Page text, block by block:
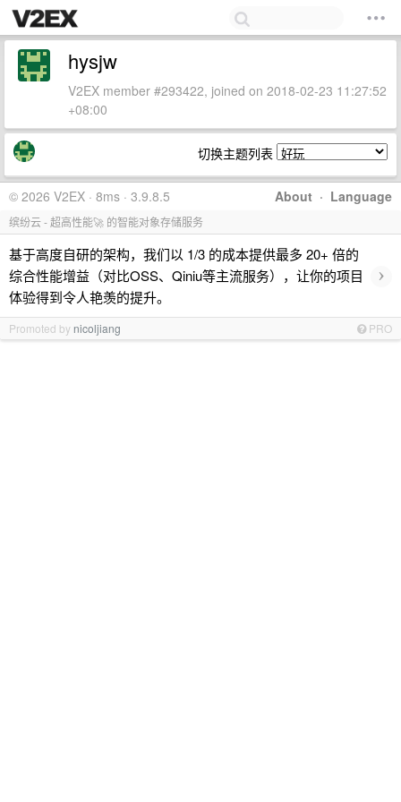
hysjw
V2EX member #293422, joined on 2018-02-23 11:27:52
+08:00
切换主题列表
About · Language
© 2026 V2EX · 8ms · 3.9.8.5
缤纷云 - 超高性能🚀 的智能对象存储服务
基于高度自研的架构，我们以 1/3 的成本提供最多 20+ 倍的
综合性能增益（对比OSS、Qiniu等主流服务），让你的项目
体验得到令人艳羡的提升。
›
Promoted by nicoljiang PRO